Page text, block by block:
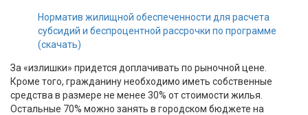
Норматив жилищной обеспеченности для расчета
субсидий и беспроцентной рассрочки по программе
(скачать)
За «излишки» придется доплачивать по рыночной цене.
Кроме того, гражданину необходимо иметь собственные
средства в размере не менее 30% от стоимости жилья.
Остальные 70% можно занять в городском бюджете на